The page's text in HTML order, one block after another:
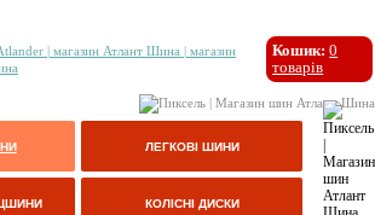
Кошик: 0
товарів
ЛЕГКОВІ ШИНИ
КОЛІСНІ ДИСКИ